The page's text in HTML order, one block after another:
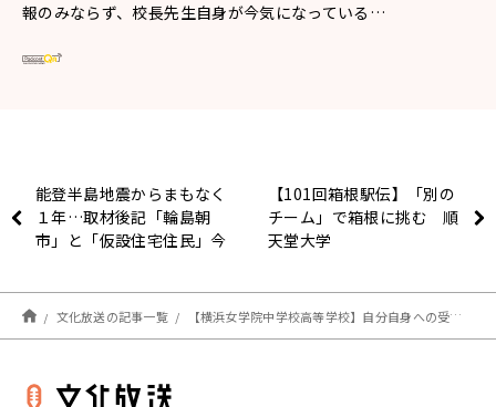
報のみならず、校長先生自身が今気になっている…
能登半島地震からまもなく
１年…取材後記「輪島朝
市」と「仮設住宅住民」今
【101回箱根駅伝】「別の
チーム」で箱根に挑む 順
天堂大学
文化放送の記事一覧 【横浜女学院中学校高等学校】自分自身への受容力と「心の中のGPS」 平間 宏一 校長先生